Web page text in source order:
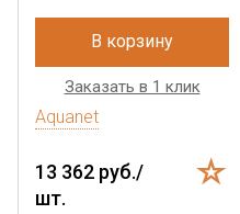
В корзину
Заказать в 1 клик
Aquanet
13 362 руб./
шт.